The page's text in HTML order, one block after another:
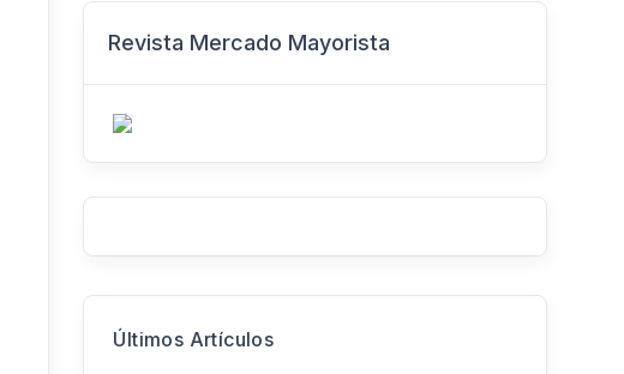
Revista Mercado Mayorista
Últimos Artículos